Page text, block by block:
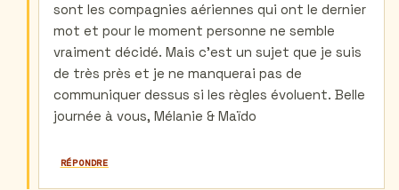
sont les compagnies aériennes qui ont le dernier
mot et pour le moment personne ne semble
vraiment décidé. Mais c'est un sujet que je suis
de très près et je ne manquerai pas de
communiquer dessus si les règles évoluent. Belle
journée à vous, Mélanie & Maïdo
RÉPONDRE